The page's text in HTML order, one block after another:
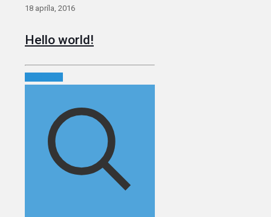
18 apríla, 2016
Hello world!